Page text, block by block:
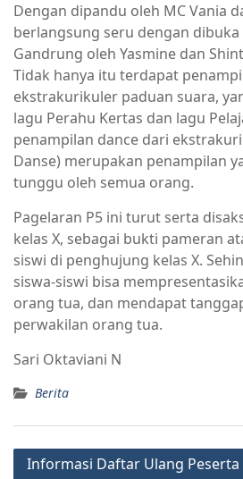
Dengan dipandu oleh MC Vania
berlangsung seru dengan dibuka
Gandrung oleh Yasmine dan
Tidak hanya itu terdapat
ekstrakurikuler paduan suara,
lagu Perahu Kertas dan lagu
penampilan dance dari
Danse) merupakan penampilan
tunggu oleh semua orang.
Pagelaran P5 ini turut serta
kelas X, sebagai bukti pameran
siswi di penghujung kelas X.
siswa-siswi bisa
orang tua, dan mendapat
perwakilan orang tua.
Sari Oktaviani N
Berita
Informasi Daftar Ulang Peserta